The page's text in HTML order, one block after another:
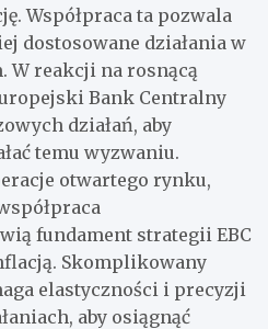
Współpraca ta pozwala
dostosowane działania w
reakcji na rosnącą
Bank Centralny
działań, aby
temu wyzwaniu.
otwartego rynku,
fundament strategii EBC
Skomplikowany
elastyczności i precyzji
aby osiągnąć